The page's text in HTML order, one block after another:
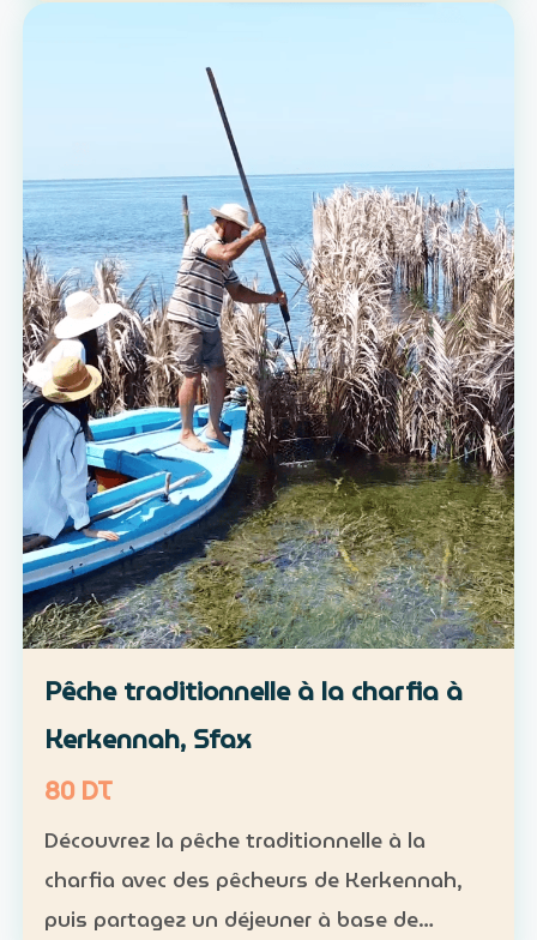
séances sur un mois Ta…
Pêche traditionnelle à la charfia à
Kerkennah, Sfax
80 DT
Découvrez la pêche traditionnelle à la
charfia avec des pêcheurs de Kerkennah,
puis partagez un déjeuner à base de